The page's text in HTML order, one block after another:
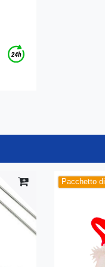
Pacchetto